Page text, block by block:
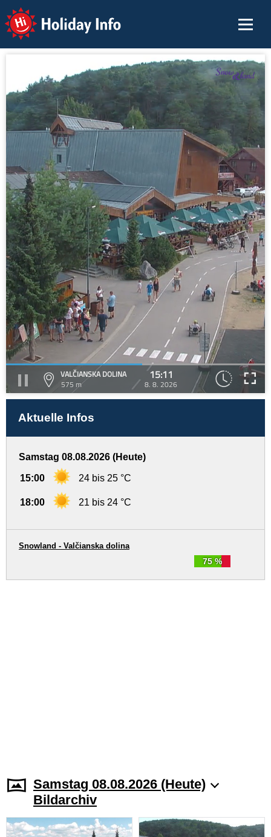
Holiday Info
VALČIANSKA DOLINA
575 m
15:11
8. 8. 2026
Aktuelle Infos
Samstag 08.08.2026 (Heute)
15:00 24 bis 25 °C
18:00 21 bis 24 °C
75 %
Snowland - Valčianska dolina
Samstag 08.08.2026 (Heute)
Bildarchiv